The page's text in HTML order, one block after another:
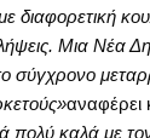
διαφορετική
Μια Νέα
σύγχρονο
αναφέρει
πολύ καλά με τον